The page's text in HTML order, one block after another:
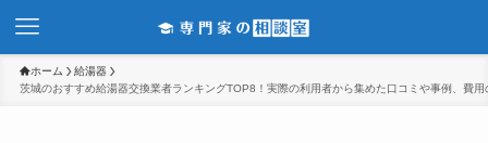
ホーム
給湯器
茨城のおすすめ給湯器交換業者ランキングTOP8！実際の利用者から集めた口コミや事例、費用